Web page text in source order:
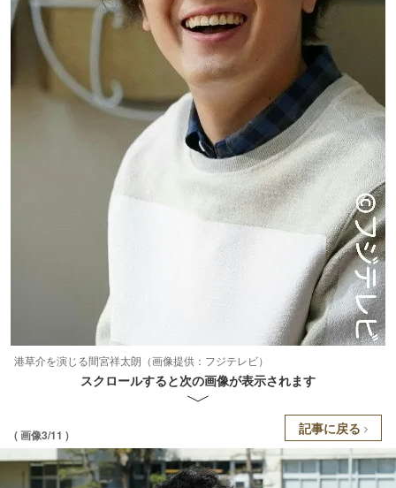
港草介を演じる間宮祥太朗（画像提供：フジテレビ）
スクロールすると次の画像が表示されます
( 画像3/11 ) 記事に戻る